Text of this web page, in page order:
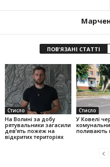
ПОВ'ЯЗАНІ СТАТТІ
Стисло
На Волині за добу
рятувальники загасили
дев’ять пожеж на
відкритих територіях
Стисло
У Ковелі
поливають